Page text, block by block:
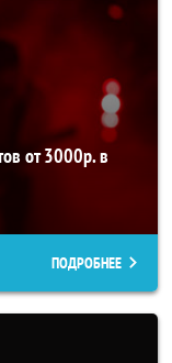
от 3000р. в
ПОДРОБНЕЕ